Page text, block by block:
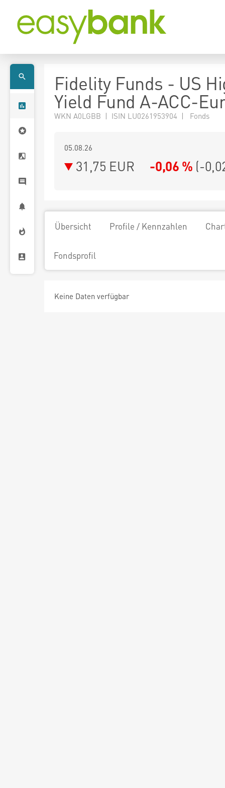
Fidelity Funds - US
Yield Fund A-ACC-
WKN A0LGBB | ISIN LU0261953904 | Fonds
05.08.26
31,75 EUR -0,06 % (-
Übersicht Profile / Kennzahlen
Fondsprofil
Keine Daten verfügbar